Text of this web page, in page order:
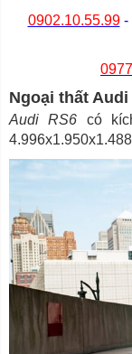
0902.10.55.99-
Ngoại thất Audi
Audi RS6 có